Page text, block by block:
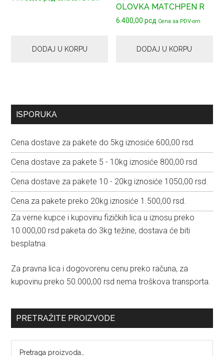
DODAJ U KORPU
OLOVKA MATCHPEN R
6.400,00рсд Cena sa PDV-om
DODAJ U KORPU
Primary
ISPORUKA
Cena dostave za pakete do 5kg iznosiće 600,00 rsd.
Cena dostave za pakete 5 - 10kg iznosiće 800,00 rsd.
Cena dostave za pakete 10 - 20kg iznosiće 1050,00 rsd.
Cena za pakete preko 20kg iznosiće 1.500,00 rsd.
Za verne kupce i kupovinu fizičkih lica u iznosu preko
10.000,00 rsd paketa do 3kg težine, dostava će biti
besplatna.
Za pravna lica i dogovorenu cenu preko računa, za
kupovinu preko 50.000,00 rsd nema troškova transporta.
PRETRAŽITE PROIZVODE